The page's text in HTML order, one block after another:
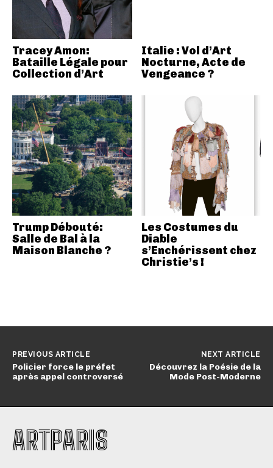
Tracey Amon:
Bataille Légale pour
Collection d’Art
Italie : Vol d’Art
Nocturne, Acte de
Vengeance ?
Trump Débouté:
Salle de Bal à la
Maison Blanche ?
Les Costumes du
Diable
s’Enchérissent chez
Christie’s !
PREVIOUS ARTICLE
Policier force le préfet
après appel controversé
NEXT ARTICLE
Découvrez la Poésie de la
Mode Post-Moderne
ARTPARIS